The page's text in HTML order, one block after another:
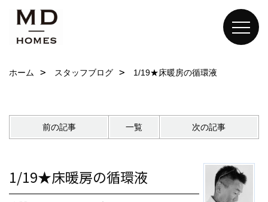
ホーム スタッフブログ 1/19★床暖房の循環液
前の記事 一覧 次の記事
1/19★床暖房の循環液